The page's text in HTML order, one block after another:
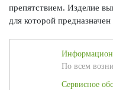
препятствием. Изделие
для которой предназначен
По всем
Сервисное